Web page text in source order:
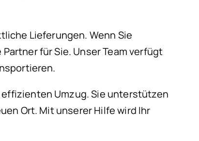
Lieferungen. Wenn Sie
für Sie. Unser Team verfügt
Umzug. Sie unterstützen
Ort. Mit unserer Hilfe wird Ihr